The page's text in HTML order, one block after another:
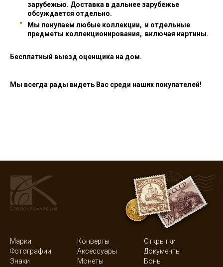
зарубежью. Доставка в дальнее зарубежье
обсуждается отдельно.
Мы покупаем любые коллекции, и отдельные
предметы коллекционирования, включая картины.
Бесплатный выезд оценщика на дом.
Мы всегда рады видеть Вас среди наших покупателей!
Марки Конверты
Открытки
Фотографии
Аксессуары
Документы
Знаки
Монеты Боны